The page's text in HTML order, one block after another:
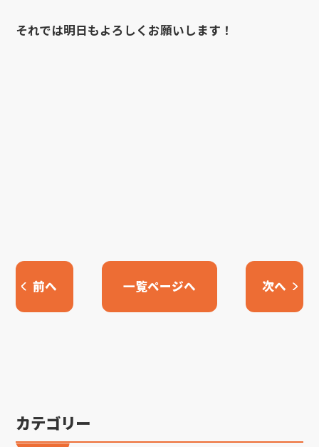
それでは明日もよろしくお願いします！
前へ 一覧ページへ 次へ
カテゴリー